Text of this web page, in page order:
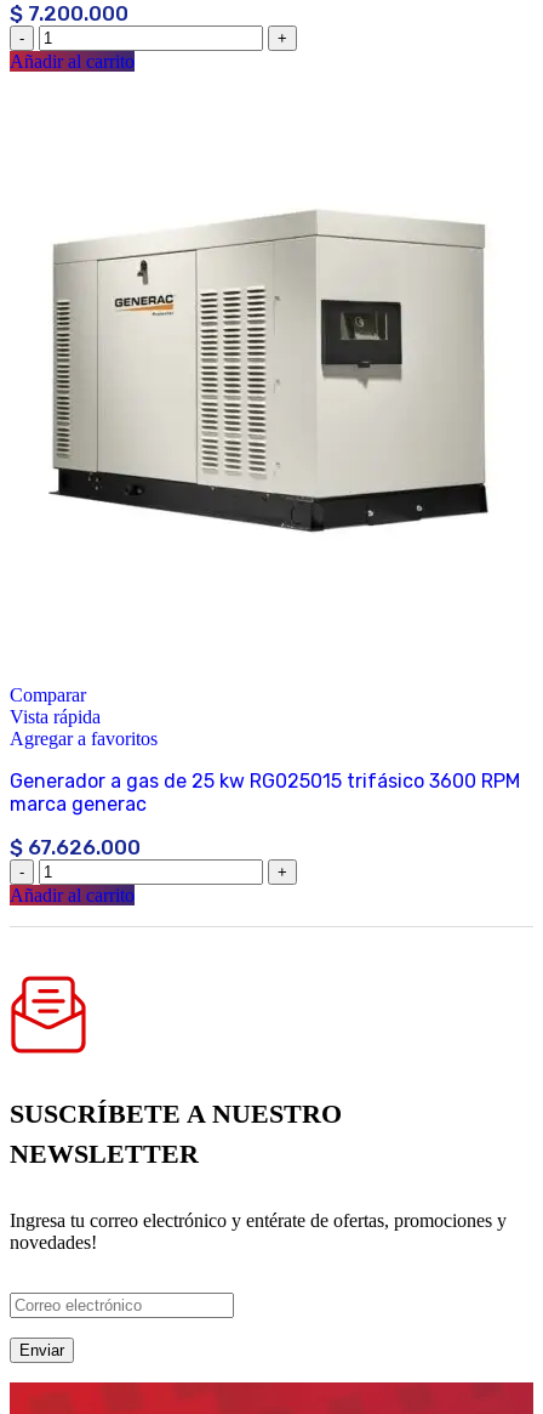
$ 7.200.000
Añadir al carrito
Comparar
Vista rápida
Agregar a favoritos
Generador a gas de 25 kw RG025015 trifásico 3600 RPM
marca generac
$ 67.626.000
Añadir al carrito
SUSCRÍBETE A NUESTRO
NEWSLETTER
Ingresa tu correo electrónico y entérate de ofertas, promociones y
novedades!